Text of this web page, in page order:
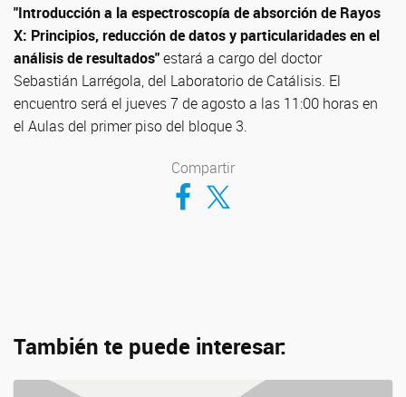
"Introducción a la espectroscopía de absorción de Rayos
X: Principios, reducción de datos y particularidades en el
análisis de resultados"estará a cargo del doctor
Sebastián Larrégola, del Laboratorio de Catálisis. El
encuentro será el jueves 7 de agosto a las 11:00 horas en
el Aulas del primer piso del bloque 3.
Compartir
Compartir en Facebook
Compartir en Twitter
También te puede interesar: